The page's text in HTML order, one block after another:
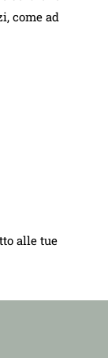
come ad
alle tue